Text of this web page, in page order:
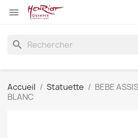

search
Accueil Statuette
BEBE
BLANC